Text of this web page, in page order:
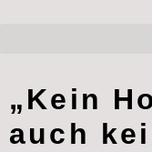
„Kein
auch